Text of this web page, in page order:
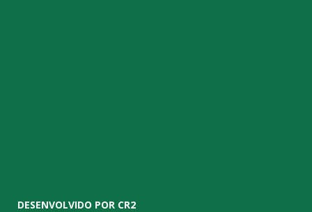
DESENVOLVIDO POR CR2